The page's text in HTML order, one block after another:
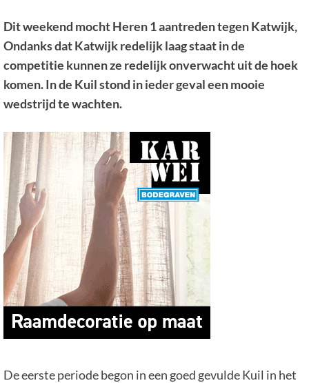
Dit weekend mocht Heren 1 aantreden tegen Katwijk,
Ondanks dat Katwijk redelijk laag staat in de
competitie kunnen ze redelijk onverwacht uit de hoek
komen. In de Kuil stond in ieder geval een mooie
wedstrijd te wachten.
De eerste periode begon in een goed gevulde Kuil in het